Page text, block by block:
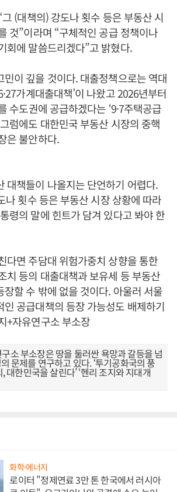
(대책의) 강도나 횟수 등은 부동산 시
것”이라며 “구체적인 공급 정책이나
회에 말씀드리겠다”고 밝혔다.
민이 깊을 것이다. 대출정책으로는 역대
가계대출대책’이 나왔고 2026년부터
수도권에 공급하겠다는 ‘9·7주택공급
럼에도 대한민국 부동산 시장의 중핵
은 불안하다.
대책들이 나올지는 단언하기 어렵다.
나 횟수 등은 부동산 시장 상황에 따라
령의 말에 힌트가 담겨 있다고 봐야 한
다면 주담대 위험가중치 상향을 통한
치 등의 대출대책과 보유세 등 부동산
장할 수 밖에 없을 것이다. 아울러 서울
인 공급대책의 등장 가능성도 배제하기
+자유연구소 부소장
소 부소장은 땅을 둘러싼 욕망과 갈등을 넘
문제를 연구하고 있다. ‘투기공화국의 풍
, 대한민국을 살린다’ ‘헨리 조지와 지대개
화학·에너지
로이터 "정제연료 3만 톤 한국에서 러시아